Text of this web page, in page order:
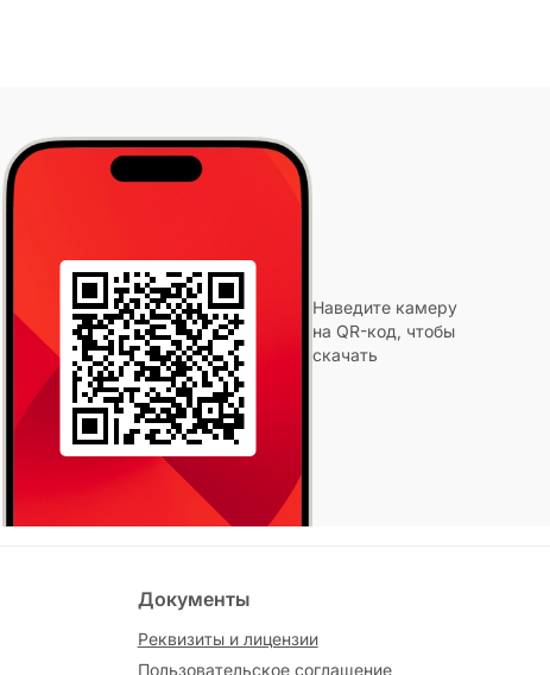
Наведите камеру
на QR-код, чтобы
скачать
Документы
Реквизиты и лицензии
Пользовательское соглашение